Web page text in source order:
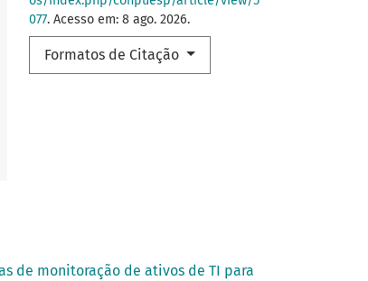
077. Acesso em: 8 ago. 2026.
Formatos de Citação
de monitoração de ativos de TI para